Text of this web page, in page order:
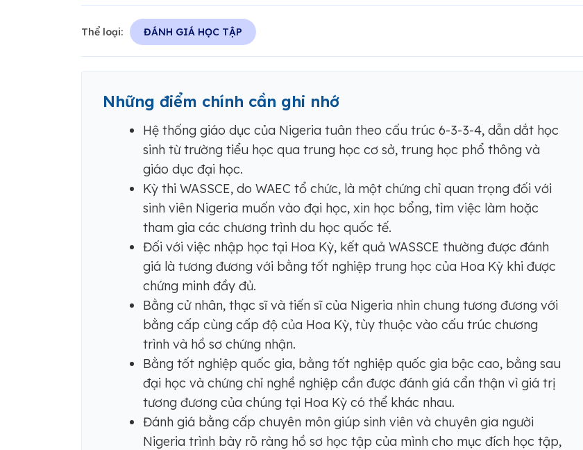
Thể loại: ĐÁNH GIÁ HỌC TẬP
Những điểm chính cần ghi nhớ
Hệ thống giáo dục của Nigeria tuân theo cấu trúc 6-3-3-4, dẫn dắt học
sinh từ trường tiểu học qua trung học cơ sở, trung học phổ thông và
giáo dục đại học.
Kỳ thi WASSCE, do WAEC tổ chức, là một chứng chỉ quan trọng đối với
sinh viên Nigeria muốn vào đại học, xin học bổng, tìm việc làm hoặc
tham gia các chương trình du học quốc tế.
Đối với việc nhập học tại Hoa Kỳ, kết quả WASSCE thường được đánh
giá là tương đương với bằng tốt nghiệp trung học của Hoa Kỳ khi được
chứng minh đầy đủ.
Bằng cử nhân, thạc sĩ và tiến sĩ của Nigeria nhìn chung tương đương với
bằng cấp cùng cấp độ của Hoa Kỳ, tùy thuộc vào cấu trúc chương
trình và hồ sơ chứng nhận.
Bằng tốt nghiệp quốc gia, bằng tốt nghiệp quốc gia bậc cao, bằng sau
đại học và chứng chỉ nghề nghiệp cần được đánh giá cẩn thận vì giá trị
tương đương của chúng tại Hoa Kỳ có thể khác nhau.
Đánh giá bằng cấp chuyên môn giúp sinh viên và chuyên gia người
Nigeria trình bày rõ ràng hồ sơ học tập của mình cho mục đích học tập,